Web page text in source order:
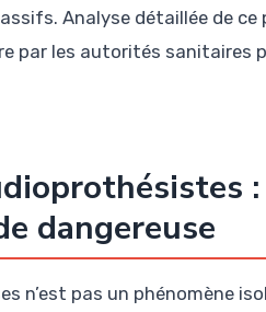
Analyse détaillée de ce
par les autorités sanitaires
dangereuse
n’est pas un phénomène